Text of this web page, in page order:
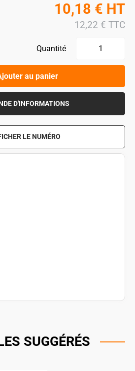
10,18 € HT
12,22 € TTC
Quantité
au panier
D'INFORMATIONS
LE NUMÉRO
SUGGÉRÉS